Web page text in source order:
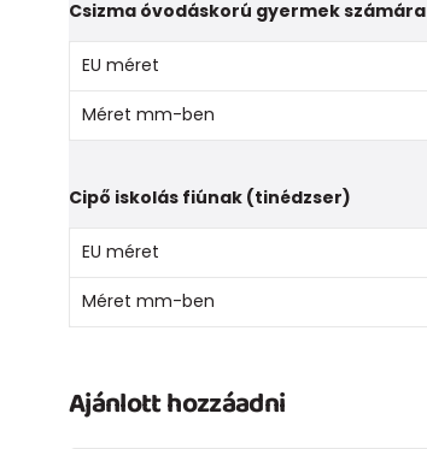
Csizma óvodáskorú gyermek számára
EU méret
Méret mm-ben
Cipő iskolás fiúnak (tinédzser)
EU méret
Méret mm-ben
Ajánlott hozzáadni